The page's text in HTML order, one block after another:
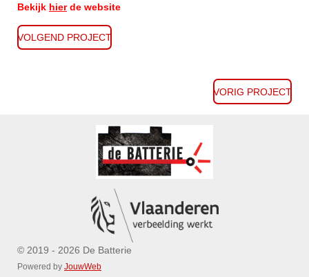
Bekijk hierde website
VOLGEND PROJECT
VORIG PROJECT
© 2019 - 2026 De Batterie
Powered by JouwWeb